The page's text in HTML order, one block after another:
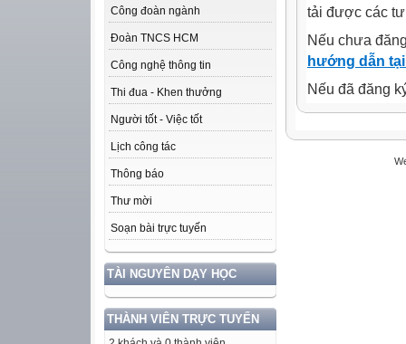
Công đoàn ngành
Đoàn TNCS HCM
Công nghệ thông tin
Thi đua - Khen thưởng
Người tốt - Việc tốt
Lịch công tác
Thông báo
Thư mời
Soạn bài trực tuyến
TÀI NGUYÊN DẠY HỌC
THÀNH VIÊN TRỰC TUYẾN
tải được các
Nếu chưa
hướng dẫn
Nếu đã đăng